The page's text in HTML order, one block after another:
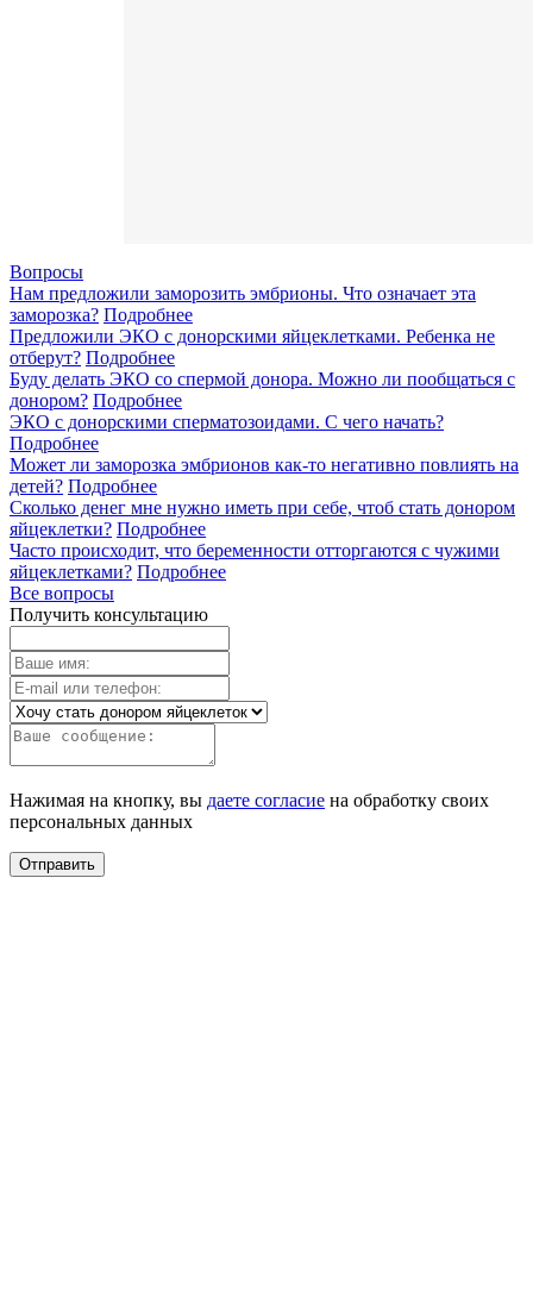
Вопросы
Нам предложили заморозить эмбрионы. Что означает эта
заморозка? Подробнее
Предложили ЭКО с донорскими яйцеклетками. Ребенка не
отберут? Подробнее
Буду делать ЭКО со спермой донора. Можно ли пообщаться с
донором? Подробнее
ЭКО с донорскими сперматозоидами. С чего начать?
Подробнее
Может ли заморозка эмбрионов как-то негативно повлиять на
детей? Подробнее
Сколько денег мне нужно иметь при себе, чтоб стать донором
яйцеклетки? Подробнее
Часто происходит, что беременности отторгаются с чужими
яйцеклетками? Подробнее
Все вопросы
Получить консультацию
Нажимая на кнопку, вы даете согласие на обработку своих
персональных данных
Отправить